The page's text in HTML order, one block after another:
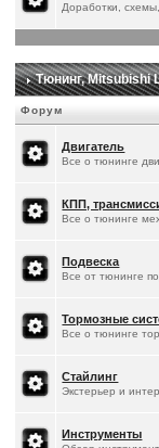
Доработки,
Тюнинг, Mitsubishi
Форум
Двигатель
Все о тюнинге
КПП,
Все о тюнинге
Подвеска
Все от тюнинге
Тормозные
Все о тюнинге
Стайлинг
Экстерьер и
Инструменты